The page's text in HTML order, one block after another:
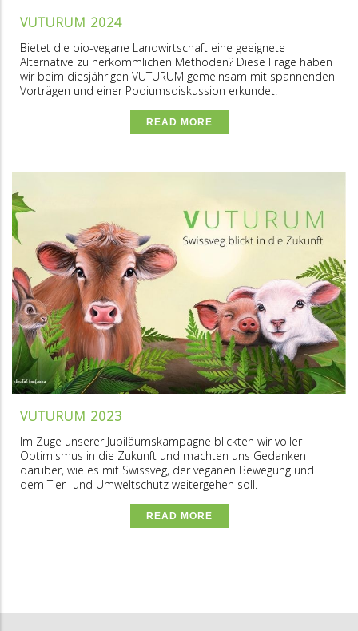
VUTURUM 2024
Bietet die bio-vegane Landwirtschaft eine geeignete
Alternative zu herkömmlichen Methoden? Diese Frage haben
wir beim diesjährigen VUTURUM gemeinsam mit spannenden
Vorträgen und einer Podiumsdiskussion erkundet.
READ MORE
VUTURUM 2023
Im Zuge unserer Jubiläumskampagne blickten wir voller
Optimismus in die Zukunft und machten uns Gedanken
darüber, wie es mit Swissveg, der veganen Bewegung und
dem Tier- und Umweltschutz weitergehen soll.
READ MORE